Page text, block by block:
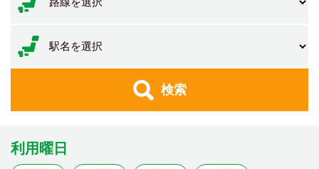
検索
利用曜日